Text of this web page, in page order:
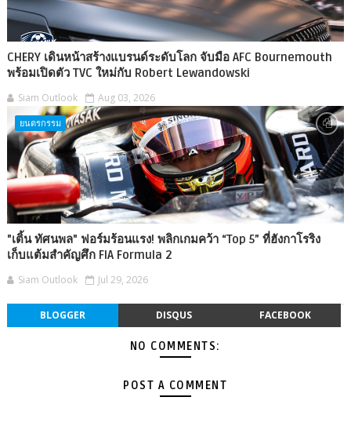
CHERY เดินหน้าสร้างแบรนด์ระดับโลก จับมือ AFC Bournemouth
พร้อมเปิดตัว TVC ใหม่กับ Robert Lewandowski
Siam Outlook Aug 03, 2026
ยนตรกรรม
"เติ้น ทัศนพล" ฟอร์มร้อนแรง! พลิกเกมคว้า “Top 5” ที่ฮังกาโรริง
เก็บแต้มสำคัญศึก FIA Formula 2
Siam Outlook Jul 29, 2026
BLOGGER DISQUS FACEBOOK
NO COMMENTS:
POST A COMMENT